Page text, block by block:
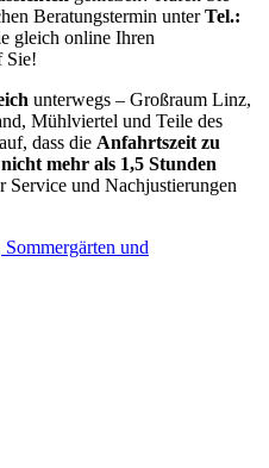
Beratungstermin unterTel.:
gleich online Ihren
Sie!
unterwegs – Großraum Linz,
Mühlviertel und Teile des
dass die Anfahrtszeit zu
mehr als 1,5 Stunden
Service und Nachjustierungen
und